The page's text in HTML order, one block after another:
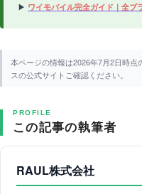
▶ ワイモバイル完全ガイド｜全プ
本ページの情報は2026年7月2日時
スの公式サイトご確認ください。
PROFILE
この記事の執筆者
RAUL株式会社